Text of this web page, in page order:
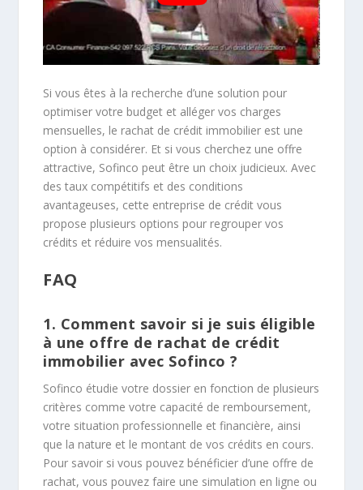
Si vous êtes à la recherche d’une solution pour
optimiser votre budget et alléger vos charges
mensuelles, le rachat de crédit immobilier est une
option à considérer. Et si vous cherchez une offre
attractive, Sofinco peut être un choix judicieux. Avec
des taux compétitifs et des conditions
avantageuses, cette entreprise de crédit vous
propose plusieurs options pour regrouper vos
crédits et réduire vos mensualités.
FAQ
1. Comment savoir si je suis éligible
à une offre de rachat de crédit
immobilier avec Sofinco ?
Sofinco étudie votre dossier en fonction de plusieurs
critères comme votre capacité de remboursement,
votre situation professionnelle et financière, ainsi
que la nature et le montant de vos crédits en cours.
Pour savoir si vous pouvez bénéficier d’une offre de
rachat, vous pouvez faire une simulation en ligne ou